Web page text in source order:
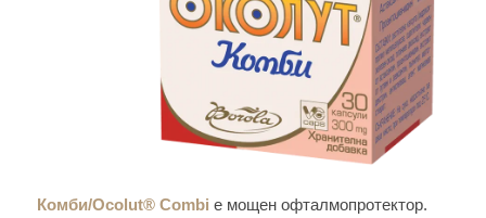
Комби/Ocolut® Combi е мощен офталмопротектор.